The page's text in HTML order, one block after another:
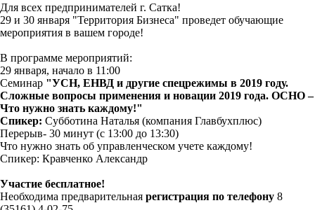
Для всех предпринимателей г. Сатка!
29 и 30 января "Территория Бизнеса" проведет обучающие
мероприятия в вашем городе!
В программе мероприятий:
29 января, начало в 11:00
Семинар "УСН, ЕНВД и другие спецрежимы в 2019 году.
Сложные вопросы применения и новации 2019 года. ОСНО –
Что нужно знать каждому!"
Спикер: Субботина Наталья (компания Главбухплюс)
Перерыв- 30 минут (с 13:00 до 13:30)
Что нужно знать об управленческом учете каждому!
Спикер: Кравченко Александр
Участие бесплатное!
Необходима предварительная регистрация по телефону 8